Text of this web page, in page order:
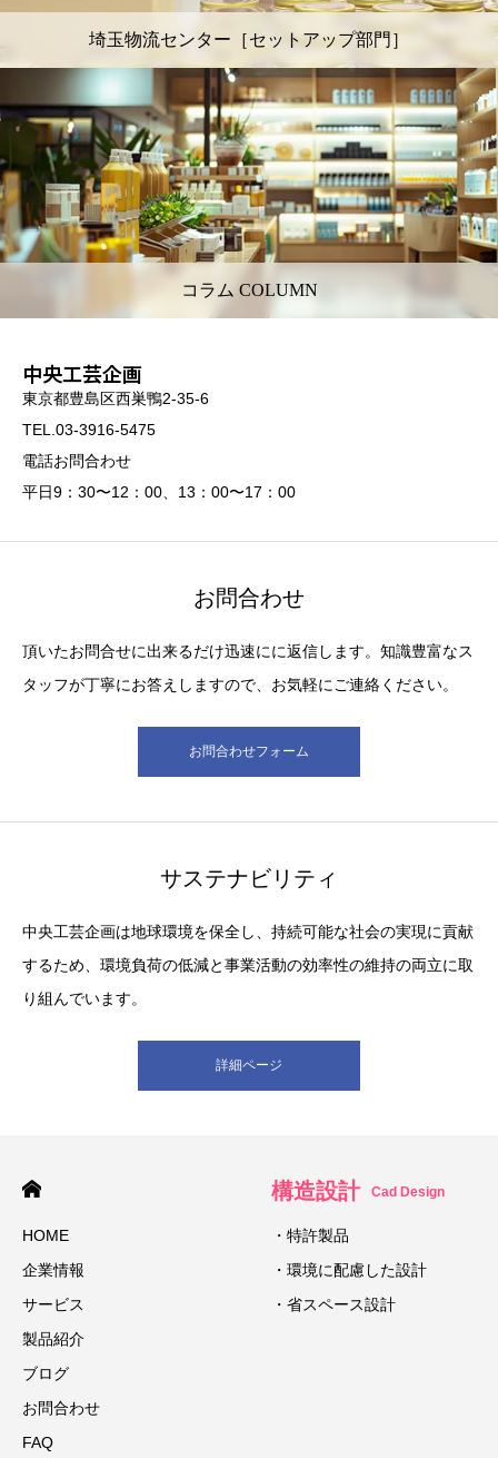
埼玉物流センター［セットアップ部門］
コラム COLUMN
中央工芸企画
東京都豊島区西巣鴨2-35-6
TEL.03-3916-5475
電話お問合わせ
平日9：30〜12：00、13：00〜17：00
お問合わせ
頂いたお問合せに出来るだけ迅速にに返信します。知識豊富なス
タッフが丁寧にお答えしますので、お気軽にご連絡ください。
お問合わせフォーム
サステナビリティ
中央工芸企画は地球環境を保全し、持続可能な社会の実現に貢献
するため、環境負荷の低減と事業活動の効率性の維持の両立に取
り組んでいます。
詳細ページ
HOME
企業情報
サービス
製品紹介
ブログ
お問合わせ
FAQ
構造設計 Cad Design
・特許製品
・環境に配慮した設計
・省スペース設計